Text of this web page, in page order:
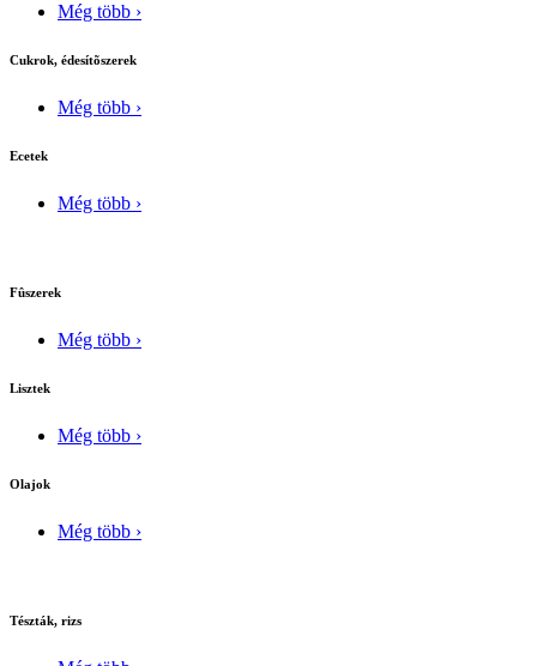
Még több ›
Cukrok, édesítõszerek
Még több ›
Ecetek
Még több ›
Fûszerek
Még több ›
Lisztek
Még több ›
Olajok
Még több ›
Tészták, rizs